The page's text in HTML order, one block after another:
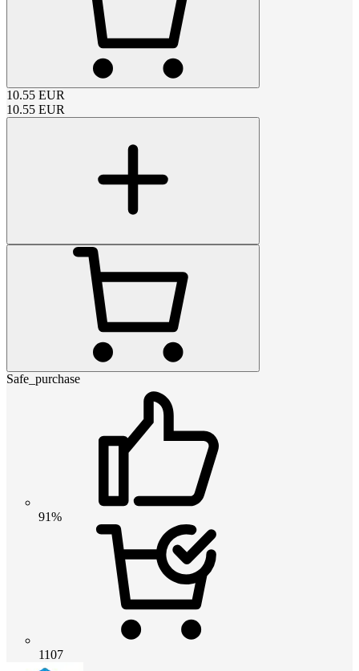
10.55 EUR
10.55 EUR
Safe_purchase
91%
1107